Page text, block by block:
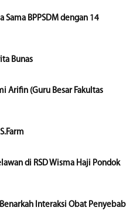
Sama BPPSDM dengan 14
Bunas
Arifin (Guru Besar Fakultas
di RSD Wisma Haji Pondok
Interaksi Obat Penyebab